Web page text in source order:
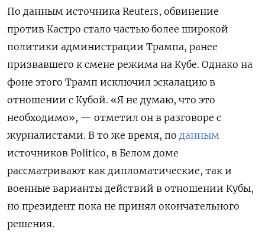
По данным источника Reuters, обвинение
против Кастро стало частью более широкой
политики администрации Трампа, ранее
призвавшего к смене режима на Кубе. Однако на
фоне этого Трамп исключил эскалацию в
отношении с Кубой. «Я не думаю, что это
необходимо», — отметил он в разговоре с
журналистами. В то же время, по данным
источников Politico, в Белом доме
рассматривают как дипломатические, так и
военные варианты действий в отношении Кубы,
но президент пока не принял окончательного
решения.